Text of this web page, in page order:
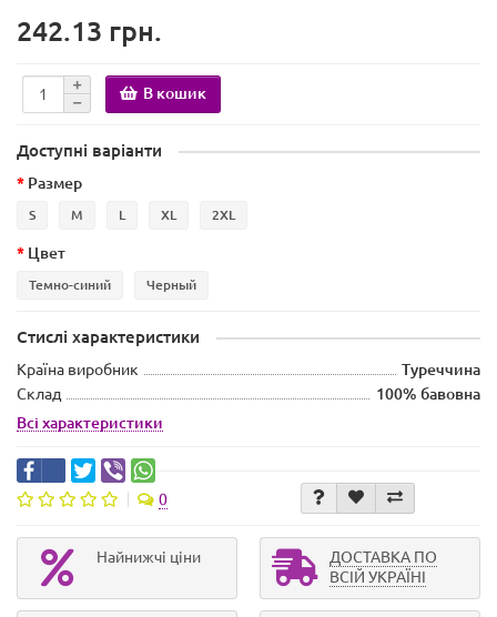
242.13 грн.
В кошик
Доступні варіанти
Размер
S M L XL 2XL
Цвет
Темно-синий Черный
Стислі характеристики
Країна виробник
Туреччина
Склад
100% бавовна
Всі характеристики
0
Найнижчі ціни
ДОСТАВКА ПО
ВСІЙ УКРАЇНІ